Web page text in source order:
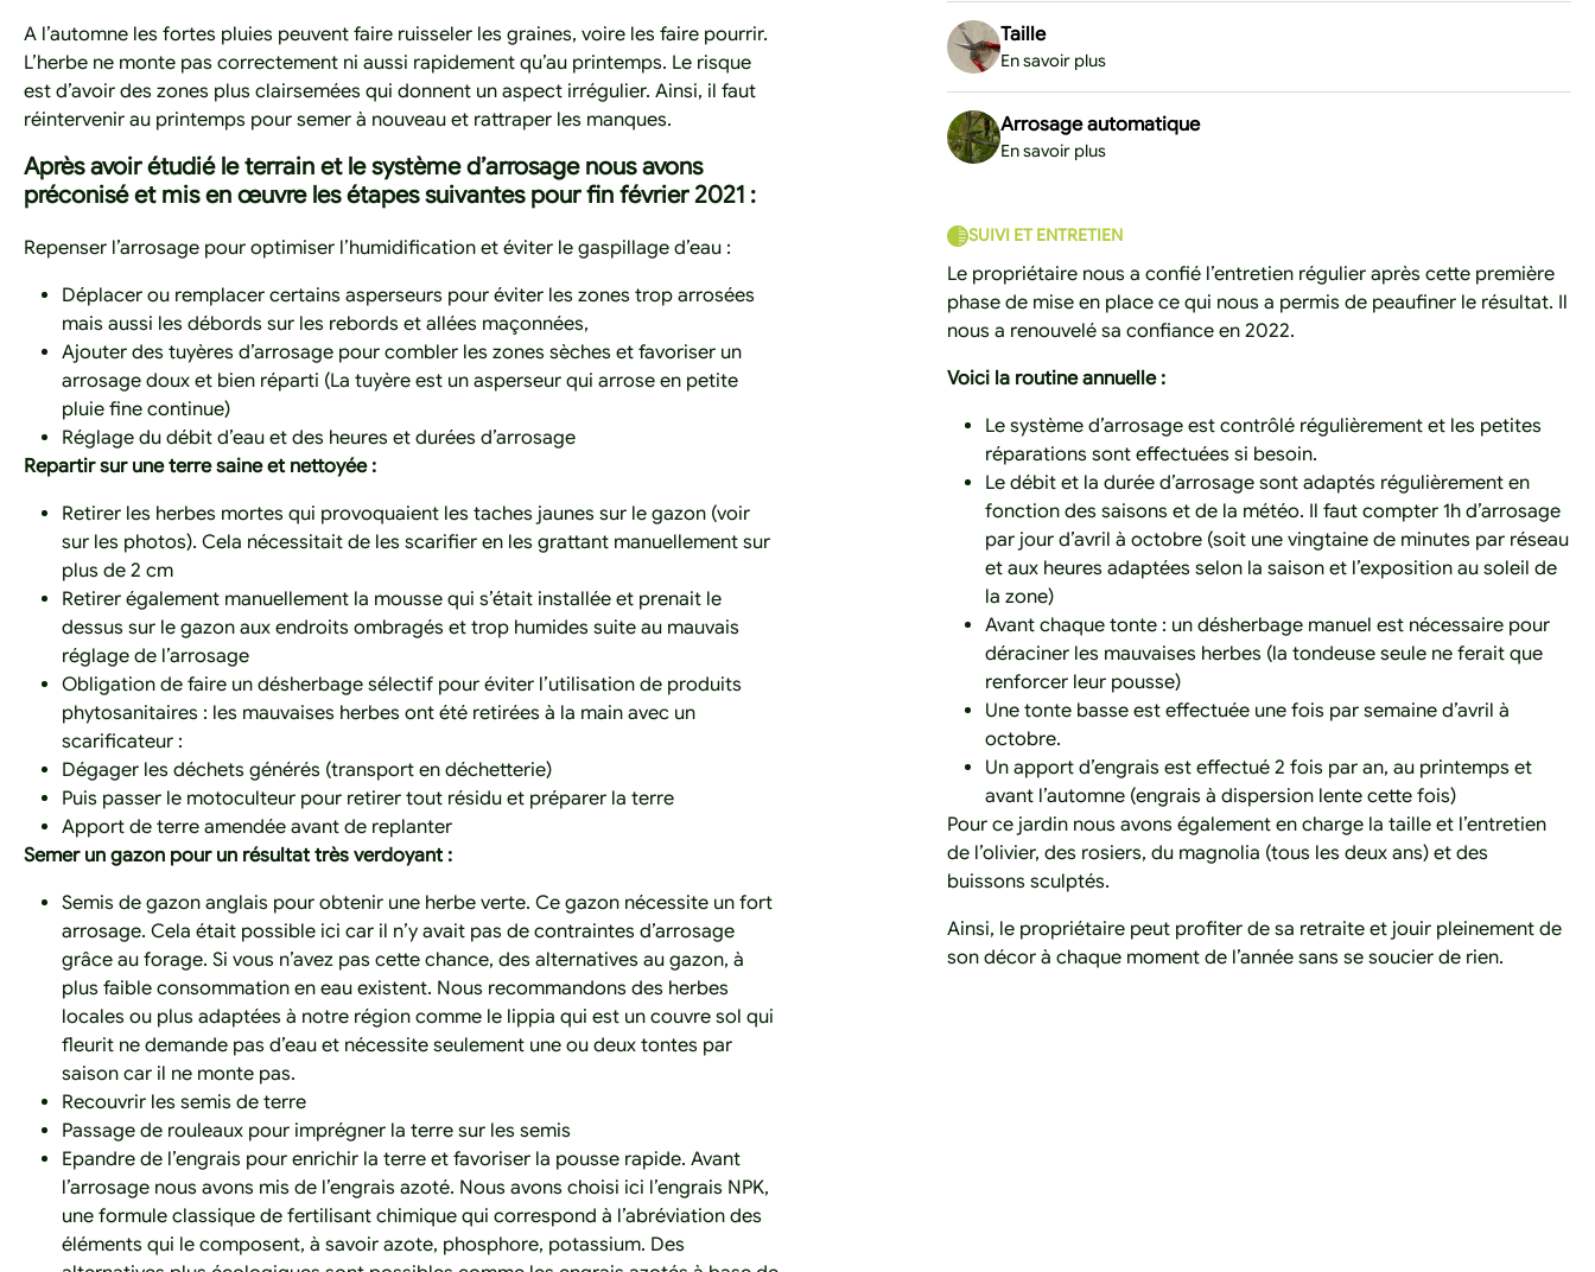
A l’automne les fortes pluies peuvent faire ruisseler les graines, voire les faire pourrir.
L’herbe ne monte pas correctement ni aussi rapidement qu’au printemps. Le risque
est d’avoir des zones plus clairsemées qui donnent un aspect irrégulier. Ainsi, il faut
réintervenir au printemps pour semer à nouveau et rattraper les manques.
Après avoir étudié le terrain et le système d’arrosage nous avons
préconisé et mis en œuvre les étapes suivantes pour fin février 2021 :
Repenser l’arrosage pour optimiser l’humidification et éviter le gaspillage d’eau :
Déplacer ou remplacer certains asperseurs pour éviter les zones trop arrosées
mais aussi les débords sur les rebords et allées maçonnées,
Ajouter des tuyères d’arrosage pour combler les zones sèches et favoriser un
arrosage doux et bien réparti (La tuyère est un asperseur qui arrose en petite
pluie fine continue)
Réglage du débit d’eau et des heures et durées d’arrosage
Repartir sur une terre saine et nettoyée :
Retirer les herbes mortes qui provoquaient les taches jaunes sur le gazon (voir
sur les photos). Cela nécessitait de les scarifier en les grattant manuellement sur
plus de 2 cm
Retirer également manuellement la mousse qui s’était installée et prenait le
dessus sur le gazon aux endroits ombragés et trop humides suite au mauvais
réglage de l’arrosage
Obligation de faire un désherbage sélectif pour éviter l’utilisation de produits
phytosanitaires : les mauvaises herbes ont été retirées à la main avec un
scarificateur :
Dégager les déchets générés (transport en déchetterie)
Puis passer le motoculteur pour retirer tout résidu et préparer la terre
Apport de terre amendée avant de replanter
Semer un gazon pour un résultat très verdoyant :
Semis de gazon anglais pour obtenir une herbe verte. Ce gazon nécessite un fort
arrosage. Cela était possible ici car il n’y avait pas de contraintes d’arrosage
grâce au forage. Si vous n’avez pas cette chance, des alternatives au gazon, à
plus faible consommation en eau existent. Nous recommandons des herbes
locales ou plus adaptées à notre région comme le lippia qui est un couvre sol qui
fleurit ne demande pas d’eau et nécessite seulement une ou deux tontes par
saison car il ne monte pas.
Recouvrir les semis de terre
Passage de rouleaux pour imprégner la terre sur les semis
Epandre de l’engrais pour enrichir la terre et favoriser la pousse rapide. Avant
l’arrosage nous avons mis de l’engrais azoté. Nous avons choisi ici l’engrais NPK,
une formule classique de fertilisant chimique qui correspond à l’abréviation des
éléments qui le composent, à savoir azote, phosphore, potassium. Des
Taille
En savoir plus
Arrosage automatique
En savoir plus
SUIVI ET ENTRETIEN
Le propriétaire nous a confié l’entretien régulier après cette première
phase de mise en place ce qui nous a permis de peaufiner le résultat. Il
nous a renouvelé sa confiance en 2022.
Voici la routine annuelle :
Le système d’arrosage est contrôlé régulièrement et les petites
réparations sont effectuées si besoin.
Le débit et la durée d’arrosage sont adaptés régulièrement en
fonction des saisons et de la météo. Il faut compter 1h d’arrosage
par jour d’avril à octobre (soit une vingtaine de minutes par réseau
et aux heures adaptées selon la saison et l’exposition au soleil de
la zone)
Avant chaque tonte : un désherbage manuel est nécessaire pour
déraciner les mauvaises herbes (la tondeuse seule ne ferait que
renforcer leur pousse)
Une tonte basse est effectuée une fois par semaine d’avril à
octobre.
Un apport d’engrais est effectué 2 fois par an, au printemps et
avant l’automne (engrais à dispersion lente cette fois)
Pour ce jardin nous avons également en charge la taille et l’entretien
de l’olivier, des rosiers, du magnolia (tous les deux ans) et des
buissons sculptés.
Ainsi, le propriétaire peut profiter de sa retraite et jouir pleinement de
son décor à chaque moment de l’année sans se soucier de rien.